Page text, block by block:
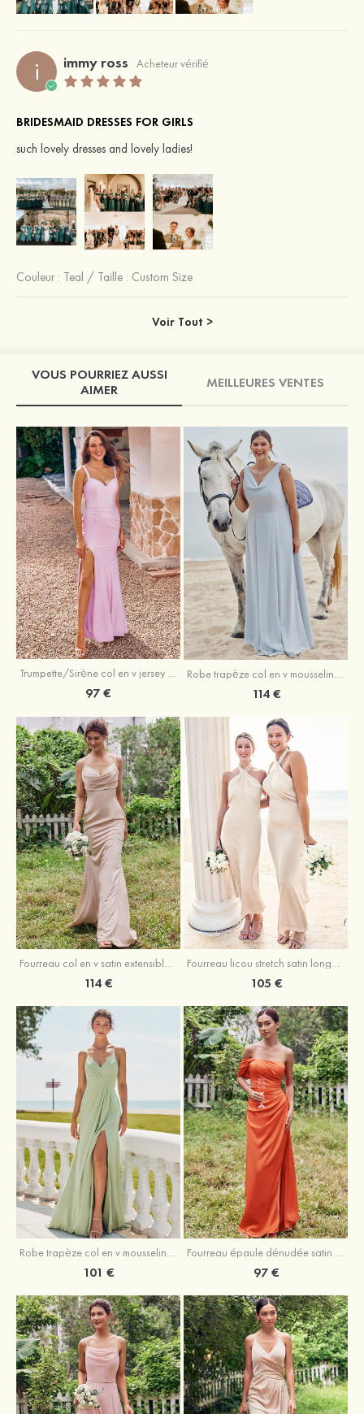
i immy ross Acheteur vérifié
BRIDESMAID DRESSES FOR GIRLS
such lovely dresses and lovely ladies!
Couleur : Teal / Taille : Custom Size
Voir Tout >
VOUS POURRIEZ AUSSI
AIMER
MEILLEURES VENTES
Trumpette/Sirène col en v jersey ras du sol robe de demoiselle d'honneur
97 € 114 €
Fourreau col en v satin extensible ras du sol robe de demoiselle d'honneur
114 €
Fourreau licou stretch satin longueur cheville robe de demoiselle d'honneur
105 €
Robe trapèze col en v mousseline ras du sol robe de demoiselle d'honneur
101 €
Fourreau épaule dénudée satin extensible ras du sol robe de demoiselle d'honneur
97 €